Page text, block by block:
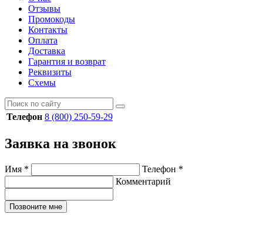
Отзывы
Промокоды
Контакты
Оплата
Доставка
Гарантия и возврат
Реквизиты
Схемы
Телефон 8 (800) 250-59-29
Заявка на звонок
Имя * Телефон *
Комментарий
Позвоните мне